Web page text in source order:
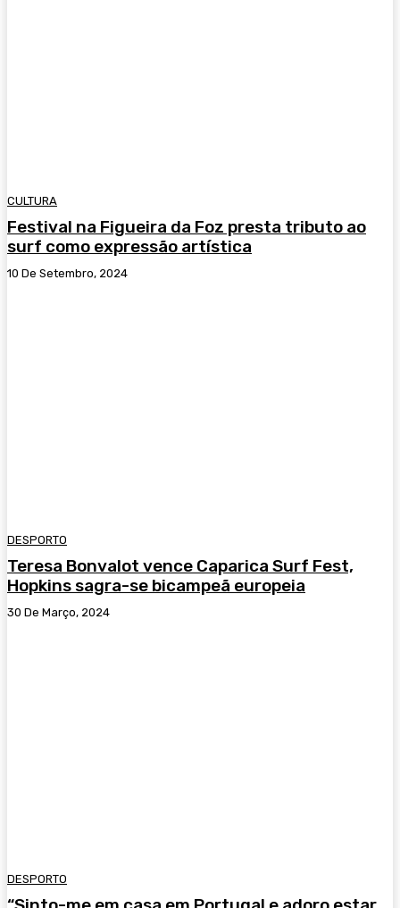
CULTURA
Festival na Figueira da Foz presta tributo ao
surf como expressão artística
10 De Setembro, 2024
DESPORTO
Teresa Bonvalot vence Caparica Surf Fest,
Hopkins sagra-se bicampeã europeia
30 De Março, 2024
DESPORTO